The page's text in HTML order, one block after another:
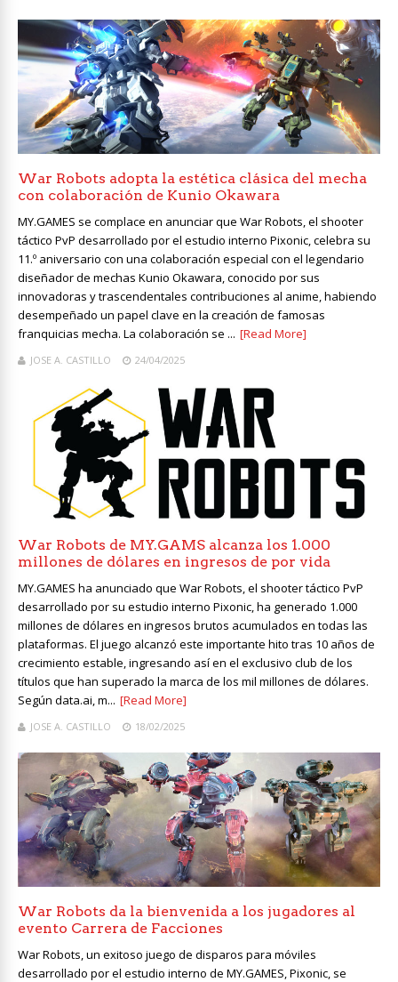
War Robots adopta la estética clásica del mecha
con colaboración de Kunio Okawara
MY.GAMES se complace en anunciar que War Robots, el shooter
táctico PvP desarrollado por el estudio interno Pixonic, celebra su
11.º aniversario con una colaboración especial con el legendario
diseñador de mechas Kunio Okawara, conocido por sus
innovadoras y trascendentales contribuciones al anime, habiendo
desempeñado un papel clave en la creación de famosas
franquicias mecha. La colaboración se ... [Read More]
JOSE A. CASTILLO 24/04/2025
War Robots de MY.GAMS alcanza los 1.000
millones de dólares en ingresos de por vida
MY.GAMES ha anunciado que War Robots, el shooter táctico PvP
desarrollado por su estudio interno Pixonic, ha generado 1.000
millones de dólares en ingresos brutos acumulados en todas las
plataformas. El juego alcanzó este importante hito tras 10 años de
crecimiento estable, ingresando así en el exclusivo club de los
títulos que han superado la marca de los mil millones de dólares.
Según data.ai, m... [Read More]
JOSE A. CASTILLO 18/02/2025
War Robots da la bienvenida a los jugadores al
evento Carrera de Facciones
War Robots, un exitoso juego de disparos para móviles
desarrollado por el estudio interno de MY.GAMES, Pixonic, se